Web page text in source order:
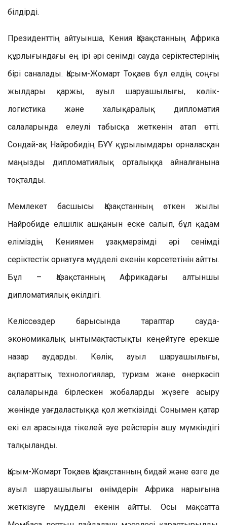
білдірді.
Президенттің айтуынша, Кения Қазақстанның Африка
құрлығындағы ең ірі әрі сенімді сауда серіктестерінің
бірі саналады. Қасым-Жомарт Тоқаев бұл елдің соңғы
жылдары қаржы, ауыл шаруашылығы, көлік-
логистика және халықаралық дипломатия
салаларында елеулі табысқа жеткенін атап өтті.
Сондай-ақ Найробидің БҰҰ құрылымдары орналасқан
маңызды дипломатиялық орталыққа айналғанына
тоқталды.
Мемлекет басшысы Қазақстанның өткен жылы
Найробиде елшілік ашқанын еске салып, бұл қадам
еліміздің Кениямен ұзақмерзімді әрі сенімді
серіктестік орнатуға мүдделі екенін көрсететінін айтты.
Бұл – Қазақстанның Африкадағы алтыншы
дипломатиялық өкілдігі.
Келіссөздер барысында тараптар сауда-
экономикалық ынтымақтастықты кеңейтуге ерекше
назар аударды. Көлік, ауыл шаруашылығы,
ақпараттық технологиялар, туризм және өнеркәсіп
салаларында бірлескен жобаларды жүзеге асыру
жөнінде уағдаластыққа қол жеткізілді. Сонымен қатар
екі ел арасында тікелей әуе рейстерін ашу мүмкіндігі
талқыланды.
Қасым-Жомарт Тоқаев Қазақстанның бидай және өзге де
ауыл шаруашылығы өнімдерін Африка нарығына
жеткізуге мүдделі екенін айтты. Осы мақсатта